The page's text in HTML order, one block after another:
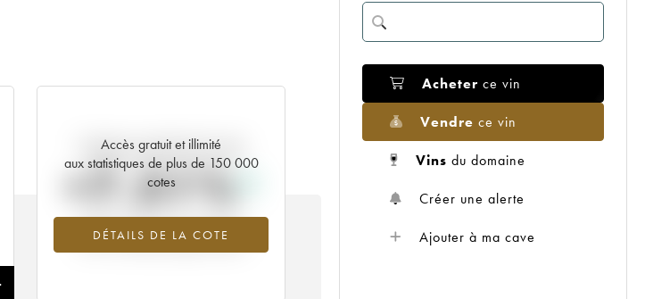
Accès gratuit et illimité
aux statistiques de plus de 150 000
cotes
DÉTAILS DE LA COTE
Tendance actuelle de la cote
+7.51%
Tendance à la hausse du millésime
2011 en 2026 par rapport à 2025
Acheter ce vin
Vendre ce vin
Vins du domaine
Créer une alerte
Ajouter à ma cave